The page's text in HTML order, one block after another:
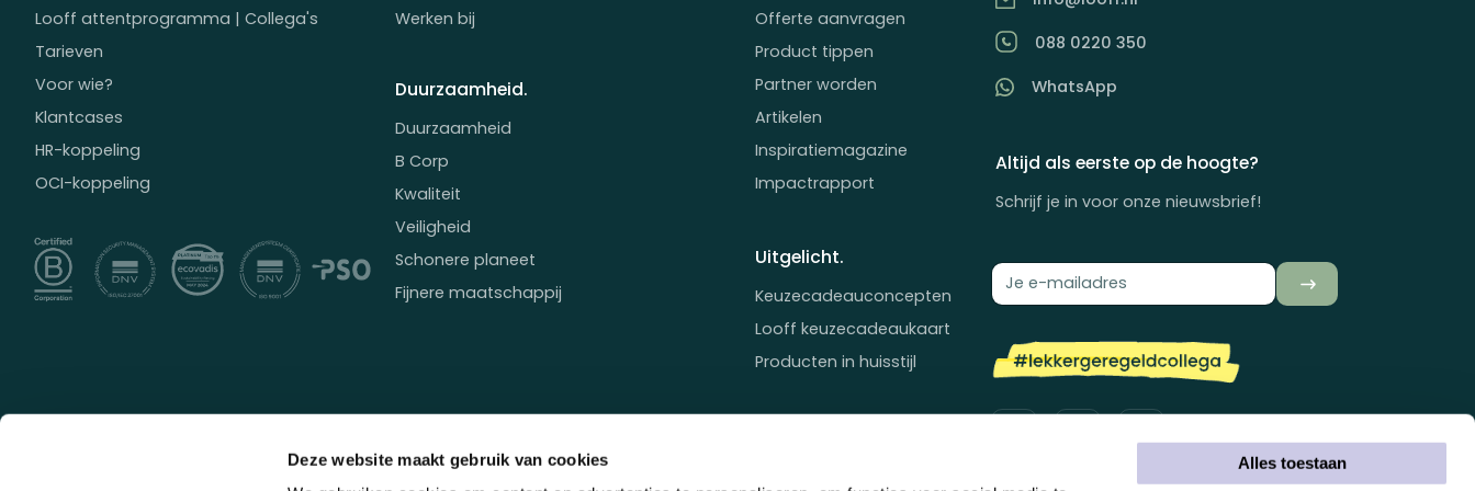
Deze website maakt gebruik van cookies
Alles toestaan
Looff attentprogramma | Collega's
Tarieven
Voor wie?
Klantcases
HR-koppeling
OCI-koppeling
Werken bij
Duurzaamheid.
Duurzaamheid
B Corp
Kwaliteit
Veiligheid
Schonere planeet
Fijnere maatschappij
Offerte aanvragen
Product tippen
Partner worden
Artikelen
Inspiratiemagazine
Impactrapport
Uitgelicht.
Keuzecadeauconcepten
Looff keuzecadeaukaart
Producten in huisstijl
088 0220 350
WhatsApp
Altijd als eerste op de hoogte?
Schrijf je in voor onze nieuwsbrief!